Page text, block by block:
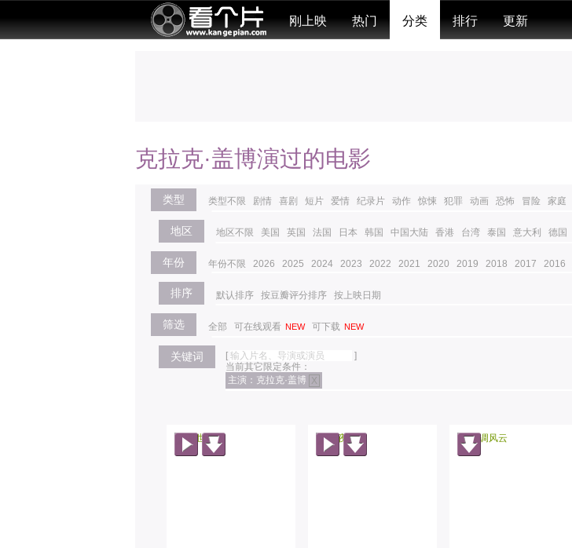
刚上映 热门 分类 排行 更新
克拉克·盖博演过的电影
类型 类型不限 剧情 喜剧 短片 爱情 纪录片 动作 惊悚 犯罪 动画 恐怖 冒险 家庭
地区 地区不限 美国 英国 法国 日本 韩国 中国大陆 香港 台湾 泰国 意大利 德国
年份 年份不限 2026 2025 2024 2023 2022 2021 2020 2019 2018 2017 2016
排序 默认排序 按豆瓣评分排序 按上映日期
筛选 全部 可在线观看 NEW 可下载 NEW
关键词 [
]
当前其它限定条件：
主演：克拉克·盖博 X